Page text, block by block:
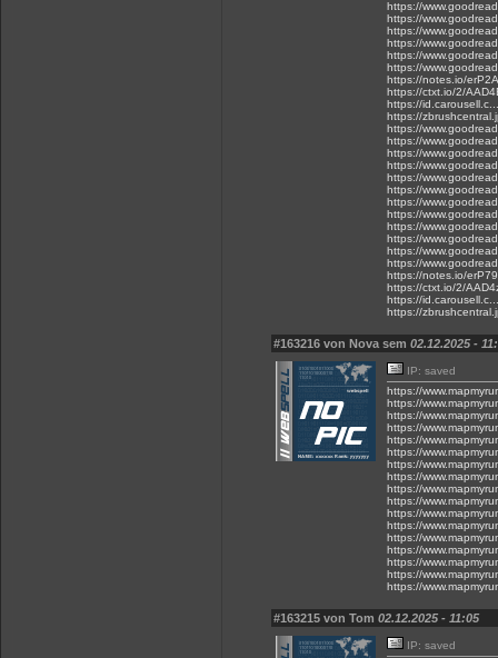
https://
https://
https://
https://
https://
https://
https://notes.io/erP2A
https://ctxt.io/2/
https://
https://
https://
https://
https://
https://
https://
https://
https://
https://
https://
https://
https://
https://
https://notes.io/erP79
https://ctxt.io/2/
https://
https://
#163216 von Nova sem 02.12.2025 -
IP: saved
https://
https://
https://
https://
https://
https://
https://
https://
https://
https://
https://
https://
https://
https://
https://
https://
https://
#163215 von Tom 02.12.2025 - 11:05
IP: saved